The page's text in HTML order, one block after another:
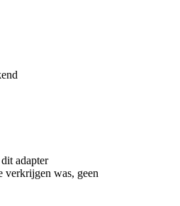
adapter
verkrijgen was, geen